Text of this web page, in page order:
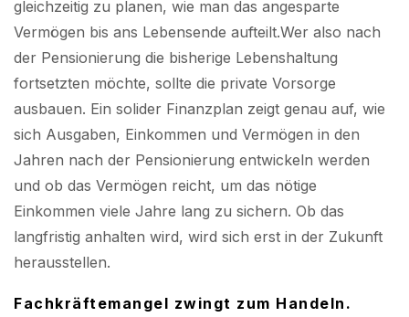
gleichzeitig zu planen, wie man das angesparte
Vermögen bis ans Lebensende aufteilt.Wer also nach
der Pensionierung die bisherige Lebenshaltung
fortsetzten möchte, sollte die private Vorsorge
ausbauen. Ein solider Finanzplan zeigt genau auf, wie
sich Ausgaben, Einkommen und Vermögen in den
Jahren nach der Pensionierung entwickeln werden
und ob das Vermögen reicht, um das nötige
Einkommen viele Jahre lang zu sichern. Ob das
langfristig anhalten wird, wird sich erst in der Zukunft
herausstellen.
Fachkräftemangel zwingt zum Handeln.